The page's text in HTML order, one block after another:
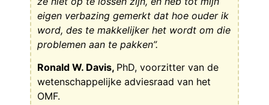
eigen verbazing gemerkt dat hoe ouder ik
word, des te makkelijker het wordt om die
problemen aan te pakken”.
Ronald W. Davis, PhD, voorzitter van de
wetenschappelijke adviesraad van het
OMF.